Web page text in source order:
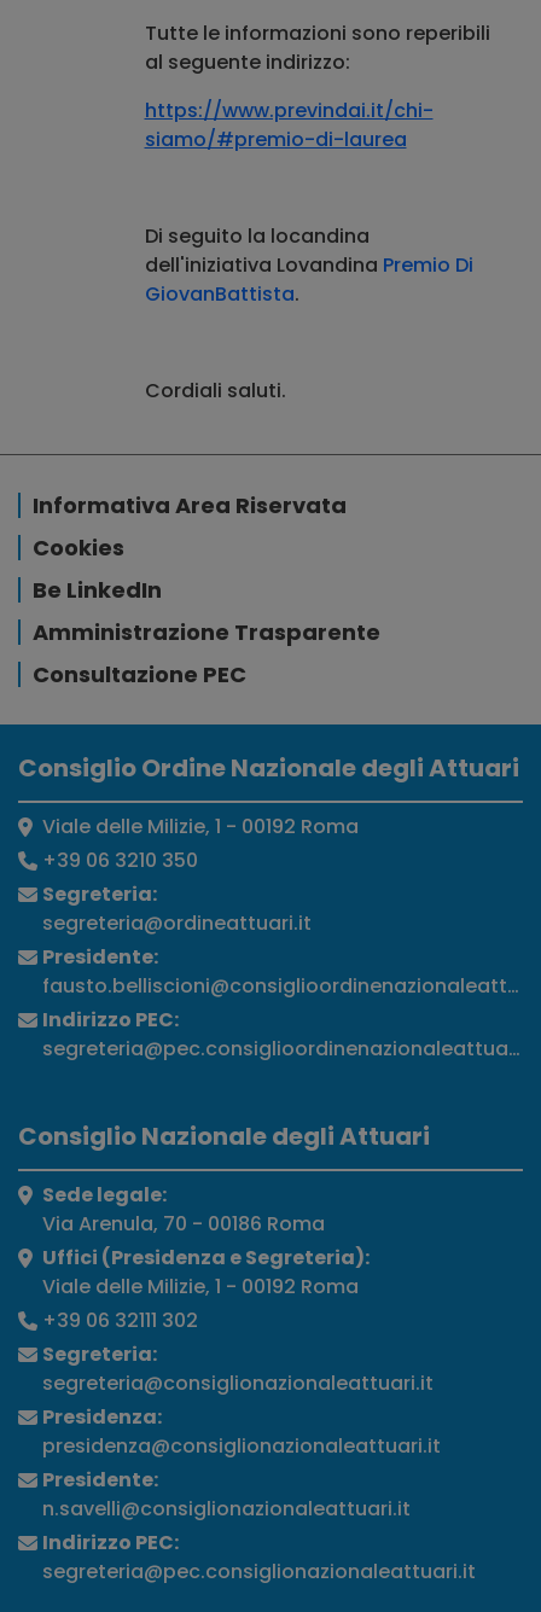
Tutte le informazioni sono reperibili
al seguente indirizzo:
https://www.previndai.it/chi-
siamo/#premio-di-laurea
Di seguito la locandina
dell'iniziativa Lovandina Premio Di
GiovanBattista.
Cordiali saluti.
Informativa Area Riservata
Cookies
Be LinkedIn
Amministrazione Trasparente
Consultazione PEC
Consiglio Ordine Nazionale degli Attuari
Viale delle Milizie, 1 - 00192 Roma
+39 06 3210 350
Segreteria:
segreteria@ordineattuari.it
Presidente:
Indirizzo PEC:
segreteria@pec.consiglioordinenazionaleattuari.it
Consiglio Nazionale degli Attuari
Sede legale:
Via Arenula, 70 - 00186 Roma
Uffici (Presidenza e Segreteria):
Viale delle Milizie, 1 - 00192 Roma
+39 06 32111 302
Segreteria:
segreteria@consiglionazionaleattuari.it
Presidenza:
presidenza@consiglionazionaleattuari.it
Presidente:
n.savelli@consiglionazionaleattuari.it
Indirizzo PEC:
segreteria@pec.consiglionazionaleattuari.it